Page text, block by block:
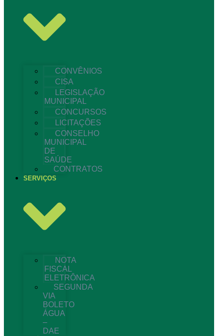
CONVÊNIOS
CISA
LEGISLAÇÃO
MUNICIPAL
CONCURSOS
LICITAÇÕES
CONSELHO
MUNICIPAL
DE
SAÚDE
CONTRATOS
SERVIÇOS
NOTA
FISCAL
ELETRÔNICA
SEGUNDA
VIA
BOLETO
ÁGUA
–
DAE